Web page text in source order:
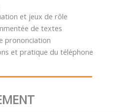
et jeux de rôle
de textes
prononciation
et pratique du téléphone